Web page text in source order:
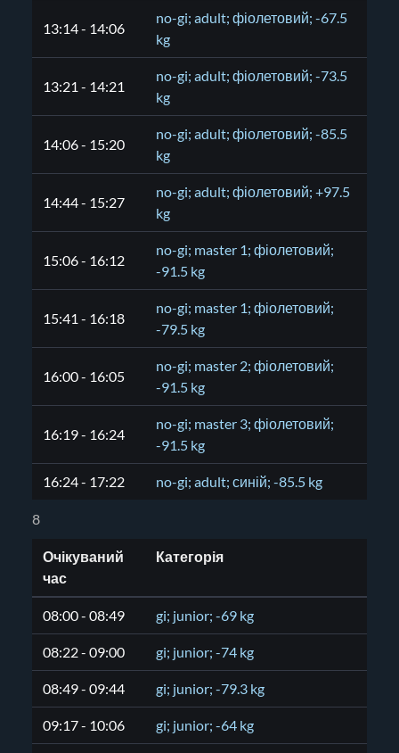
13:14 - 14:06
no-gi; adult; фіолетовий; -67.5
kg
13:21 - 14:21
no-gi; adult; фіолетовий; -73.5
kg
14:06 - 15:20
no-gi; adult; фіолетовий; -85.5
kg
14:44 - 15:27
no-gi; adult; фіолетовий; +97.5
kg
15:06 - 16:12
no-gi; master 1; фіолетовий;
-91.5 kg
15:41 - 16:18
no-gi; master 1; фіолетовий;
-79.5 kg
16:00 - 16:05
no-gi; master 2; фіолетовий;
-91.5 kg
16:19 - 16:24
no-gi; master 3; фіолетовий;
-91.5 kg
16:24 - 17:22 no-gi; adult; синій; -85.5 kg
8
Очікуваний
час
Категорія
08:00 - 08:49 gi; junior; -69 kg
08:22 - 09:00 gi; junior; -74 kg
08:49 - 09:44 gi; junior; -79.3 kg
09:17 - 10:06 gi; junior; -64 kg